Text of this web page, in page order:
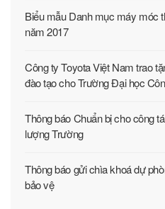
Biểu mẫu Danh mục máy móc
năm 2017
Công ty Toyota Việt Nam trao
đào tạo cho Trường Đại học
Thông báo Chuẩn bị cho công
lượng Trường
Thông báo gửi chìa khoá dự
bảo vệ